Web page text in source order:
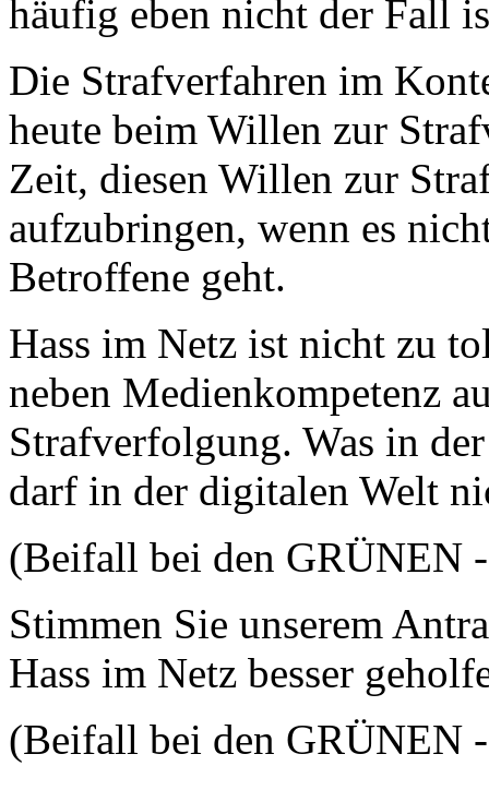
häufig eben nicht der Fall
Die Strafverfahren im
heute beim Willen zur
Zeit, diesen Willen zur
aufzubringen, wenn es
Betroffene geht.
Hass im Netz ist nicht zu
neben Medienkompetenz
Strafverfolgung. Was in
darf in der digitalen Welt
(Beifall bei den GRÜNEN
Stimmen Sie unserem
Hass im Netz besser
(Beifall bei den GRÜNEN